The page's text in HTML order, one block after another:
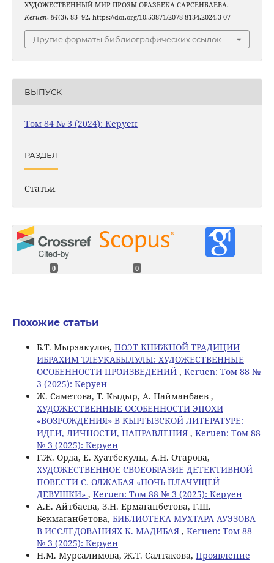
ХУДОЖЕСТВЕННЫЙ МИР ПРОЗЫ ОРАЗБЕКА САРСЕНБАЕВА.
Keruen, 84(3), 83–92. https://doi.org/10.53871/2078-8134.2024.3-07
Другие форматы библиографических ссылок
ВЫПУСК
Том 84 № 3 (2024): Керуен
РАЗДЕЛ
Статьи
0 0
Похожие статьи
Б.T. Мырзакулов, ПОЭТ КНИЖНОЙ ТРАДИЦИИ
ИБРАХИМ ТЛЕУКАБЫЛУЛЫ: ХУДОЖЕСТВЕННЫЕ
ОСОБЕННОСТИ ПРОИЗВЕДЕНИЙ , Keruen: Том 88 №
3 (2025): Керуен
Ж. Саметова, Т. Кыдыр, А. Найманбаев ,
ХУДОЖЕСТВЕННЫЕ ОСОБЕННОСТИ ЭПОХИ
«ВОЗРОЖДЕНИЯ» В КЫРГЫЗСКОЙ ЛИТЕРАТУРЕ:
ИДЕИ, ЛИЧНОСТИ, НАПРАВЛЕНИЯ , Keruen: Том 88
№ 3 (2025): Керуен
Г.Ж. Орда, Е. Хуатбекулы, А.Н. Отарова,
ХУДОЖЕСТВЕННОЕ СВОЕОБРАЗИЕ ДЕТЕКТИВНОЙ
ПОВЕСТИ С. ОЛЖАБАЯ «НОЧЬ ПЛАЧУЩЕЙ
ДЕВУШКИ» , Keruen: Том 88 № 3 (2025): Керуен
А.Е. Айтбаева, З.Н. Ермаганбетова, Г.Ш.
Бекмаганбетова, БИБЛИОТЕКА МУХТАРА АУЭЗОВА
В ИССЛЕДОВАНИЯХ К. МАДИБАЯ , Keruen: Том 88
№ 3 (2025): Керуен
Н.М. Мурсалимова, Ж.Т. Салтакова, Проявление